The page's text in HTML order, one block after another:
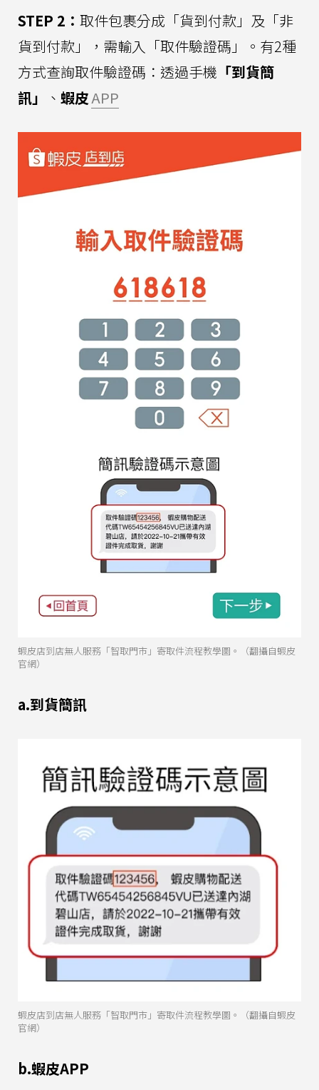
STEP 2： 取件包裹分成「貨到付款」及「非
貨到付款」，需輸入「取件驗證碼」。有2種
方式查詢取件驗證碼：透過手機 「到貨簡
訊」
、 蝦皮APP
蝦皮店到店無人服務「智取門市」寄取件流程教學圖。（翻攝自蝦皮
官網）
a.到貨簡訊
蝦皮店到店無人服務「智取門市」寄取件流程教學圖。（翻攝自蝦皮
官網）
b.蝦皮APP